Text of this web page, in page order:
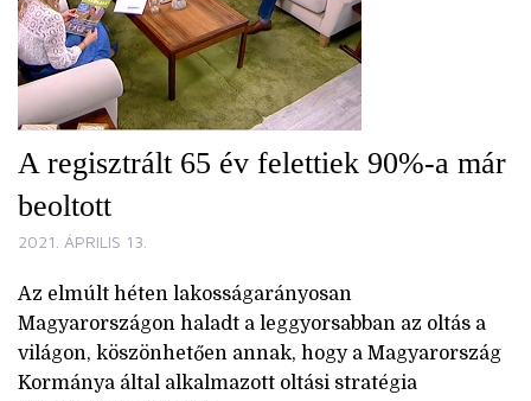
A regisztrált 65 év felettiek 90%-a már
beoltott
2021. ÁPRILIS 13.
Az elmúlt héten lakosságarányosan
Magyarországon haladt a leggyorsabban az oltás a
világon, köszönhetően annak, hogy a Magyarország
Kormánya által alkalmazott oltási stratégia